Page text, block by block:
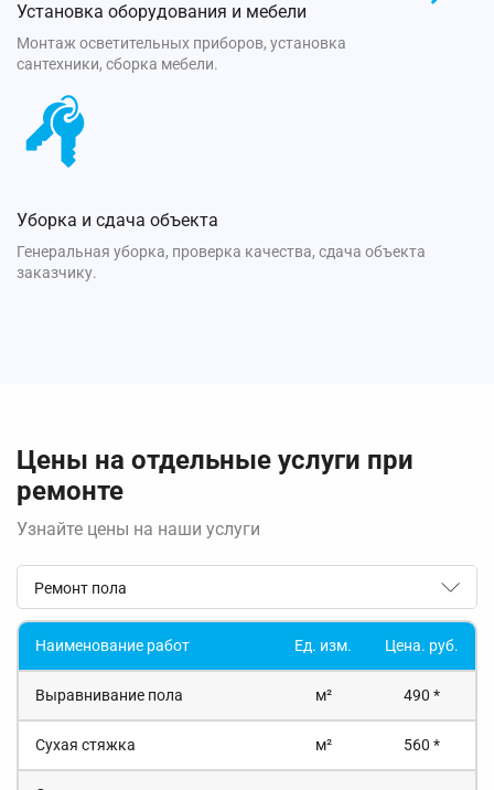
Установка оборудования и мебели
Монтаж осветительных приборов, установка
сантехники, сборка мебели.
Уборка и сдача объекта
Генеральная уборка, проверка качества, сдача объекта
заказчику.
Цены на отдельные услуги при
ремонте
Узнайте цены на наши услуги
Ремонт пола
Наименование работ Ед. изм. Цена. руб.
Выравнивание пола м² 490 *
Сухая стяжка м² 560 *